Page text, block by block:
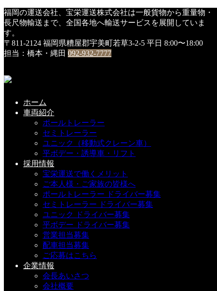
福岡の運送会社、宝栄運送株式会社は一般貨物から重量物・
長尺物輸送まで、全国各地へ輸送サービスを展開していま
す。
〒811-2124 福岡県糟屋郡宇美町若草3-2-5 平日 8:00〜18:00
担当：橋本・縄田 092-932-7777
ホーム
車両紹介
ポールトレーラー
セミトレーラー
ユニック（移動式クレーン車）
平ボデー・誘導車・リフト
採用情報
宝栄運送で働くメリット
ご本人様・ご家族の皆様へ
ポールトレーラー ドライバー募集
セミトレーラー ドライバー募集
ユニック ドライバー募集
平ボデー ドライバー募集
営業担当募集
配車担当募集
ご応募はこちら
企業情報
会長あいさつ
会社概要
HOME
スタッフ
新事務所・最大の『目玉』！
2019年11月19日
通常は、約２０名で会議が出来る、大会議室。
壁にあるボタンを『ポチッ』と押すと・・・